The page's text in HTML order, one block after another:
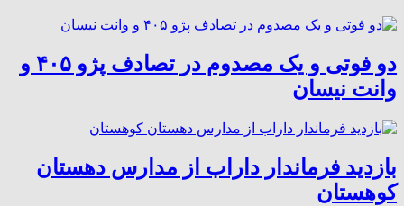
دو فوتی و یک مصدوم در تصادف پژو ۴۰۵ و
وانت نیسان
بازدید فرماندار داراب از مدارس دهستان
کوهستان